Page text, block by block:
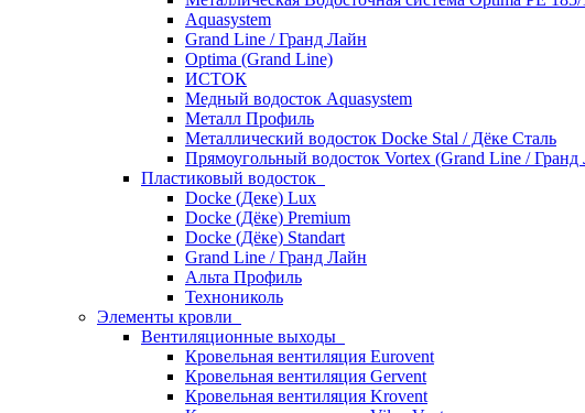
Aquasystem
Grand Line / Гранд Лайн
Optima (Grand Line)
ИСТОК
Медный водосток Aquasystem
Металл Профиль
Металлический водосток Docke Stal / Дёке Сталь
Прямоугольный водосток Vortex (Grand Line /
Пластиковый водосток
Docke (Деке) Lux
Docke (Дёке) Premium
Docke (Дёке) Standart
Grand Line / Гранд Лайн
Альта Профиль
Технониколь
Элементы кровли
Вентиляционные выходы
Кровельная вентиляция Eurovent
Кровельная вентиляция Gervent
Кровельная вентиляция Krovent